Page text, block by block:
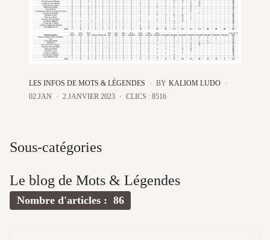
LES INFOS DE MOTS & LÉGENDES BY KALIOM LUDO
02.JAN
2 JANVIER 2023 CLICS : 8516
Sous-catégories
Le blog de Mots & Légendes
Nombre d'articles : 86